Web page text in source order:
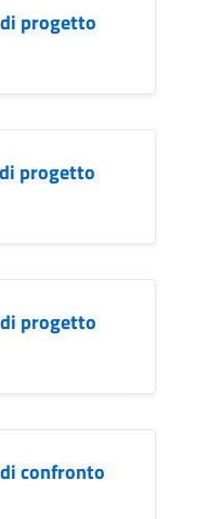
progetto
progetto
progetto
confronto